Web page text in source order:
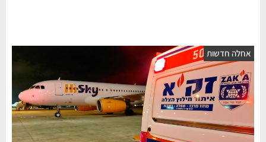
אחלה חדשות